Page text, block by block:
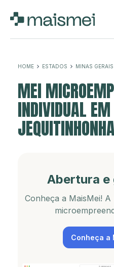
HOME ESTADOS MINAS GERAIS
MEI
INDIVIDUAL EM
Abertura e
Conheça a MaisMei!
Conheça a